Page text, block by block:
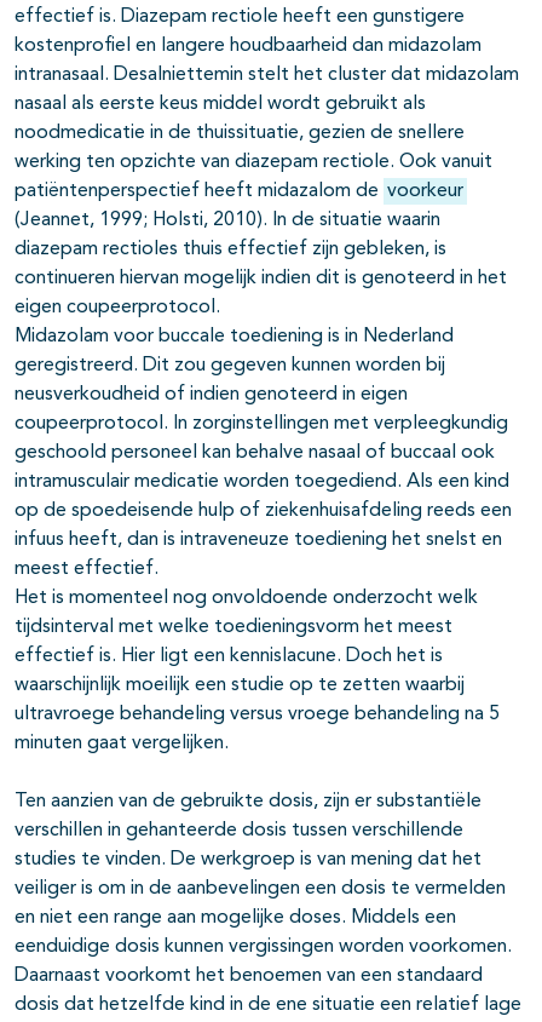
effectief is. Diazepam rectiole heeft een gunstigere
kostenprofiel en langere houdbaarheid dan midazolam
intranasaal. Desalniettemin stelt het cluster dat midazolam
nasaal als eerste keus middel wordt gebruikt als
noodmedicatie in de thuissituatie, gezien de snellere
werking ten opzichte van diazepam rectiole. Ook vanuit
patiëntenperspectief heeft midazalom de voorkeur
(Jeannet, 1999; Holsti, 2010). In de situatie waarin
diazepam rectioles thuis effectief zijn gebleken, is
continueren hiervan mogelijk indien dit is genoteerd in het
eigen coupeerprotocol.
Midazolam voor buccale toediening is in Nederland
geregistreerd. Dit zou gegeven kunnen worden bij
neusverkoudheid of indien genoteerd in eigen
coupeerprotocol. In zorginstellingen met verpleegkundig
geschoold personeel kan behalve nasaal of buccaal ook
intramusculair medicatie worden toegediend. Als een kind
op de spoedeisende hulp of ziekenhuisafdeling reeds een
infuus heeft, dan is intraveneuze toediening het snelst en
meest effectief.
Het is momenteel nog onvoldoende onderzocht welk
tijdsinterval met welke toedieningsvorm het meest
effectief is. Hier ligt een kennislacune. Doch het is
waarschijnlijk moeilijk een studie op te zetten waarbij
ultravroege behandeling versus vroege behandeling na 5
minuten gaat vergelijken.
Ten aanzien van de gebruikte dosis, zijn er substantiële
verschillen in gehanteerde dosis tussen verschillende
studies te vinden. De werkgroep is van mening dat het
veiliger is om in de aanbevelingen een dosis te vermelden
en niet een range aan mogelijke doses. Middels een
eenduidige dosis kunnen vergissingen worden voorkomen.
Daarnaast voorkomt het benoemen van een standaard
dosis dat hetzelfde kind in de ene situatie een relatief lage